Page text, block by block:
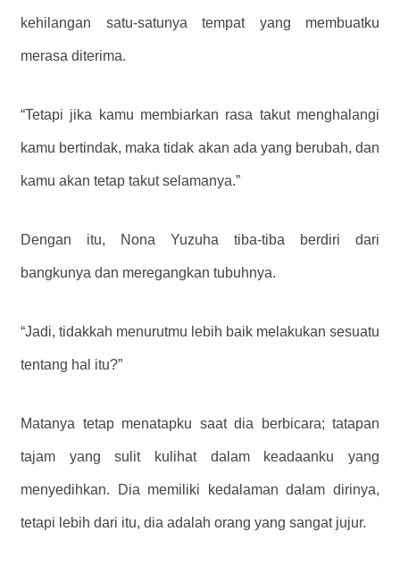
kehilangan satu-satunya tempat yang membuatku
merasa diterima.
“Tetapi jika kamu membiarkan rasa takut menghalangi
kamu bertindak, maka tidak akan ada yang berubah, dan
kamu akan tetap takut selamanya.”
Dengan itu, Nona Yuzuha tiba-tiba berdiri dari
bangkunya dan meregangkan tubuhnya.
“Jadi, tidakkah menurutmu lebih baik melakukan sesuatu
tentang hal itu?”
Matanya tetap menatapku saat dia berbicara; tatapan
tajam yang sulit kulihat dalam keadaanku yang
menyedihkan. Dia memiliki kedalaman dalam dirinya,
tetapi lebih dari itu, dia adalah orang yang sangat jujur.